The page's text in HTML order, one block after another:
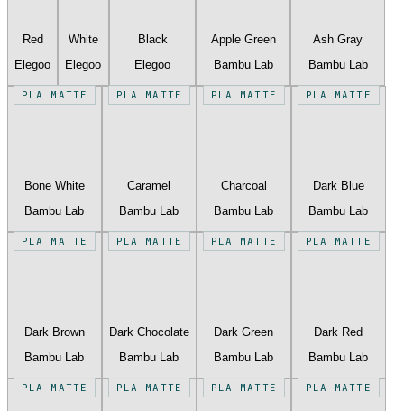
Red
Elegoo
White
Elegoo
Black
Elegoo
Apple Green
Bambu Lab
Ash Gray
Bambu Lab
PLA MATTE
Bone White
Bambu Lab
PLA MATTE
Caramel
Bambu Lab
PLA MATTE
Charcoal
Bambu Lab
PLA MATTE
Dark Blue
Bambu Lab
PLA MATTE
Dark Brown
Bambu Lab
PLA MATTE
Dark Chocolate
Bambu Lab
PLA MATTE
Dark Green
Bambu Lab
PLA MATTE
Dark Red
Bambu Lab
PLA MATTE PLA MATTE PLA MATTE PLA MATTE